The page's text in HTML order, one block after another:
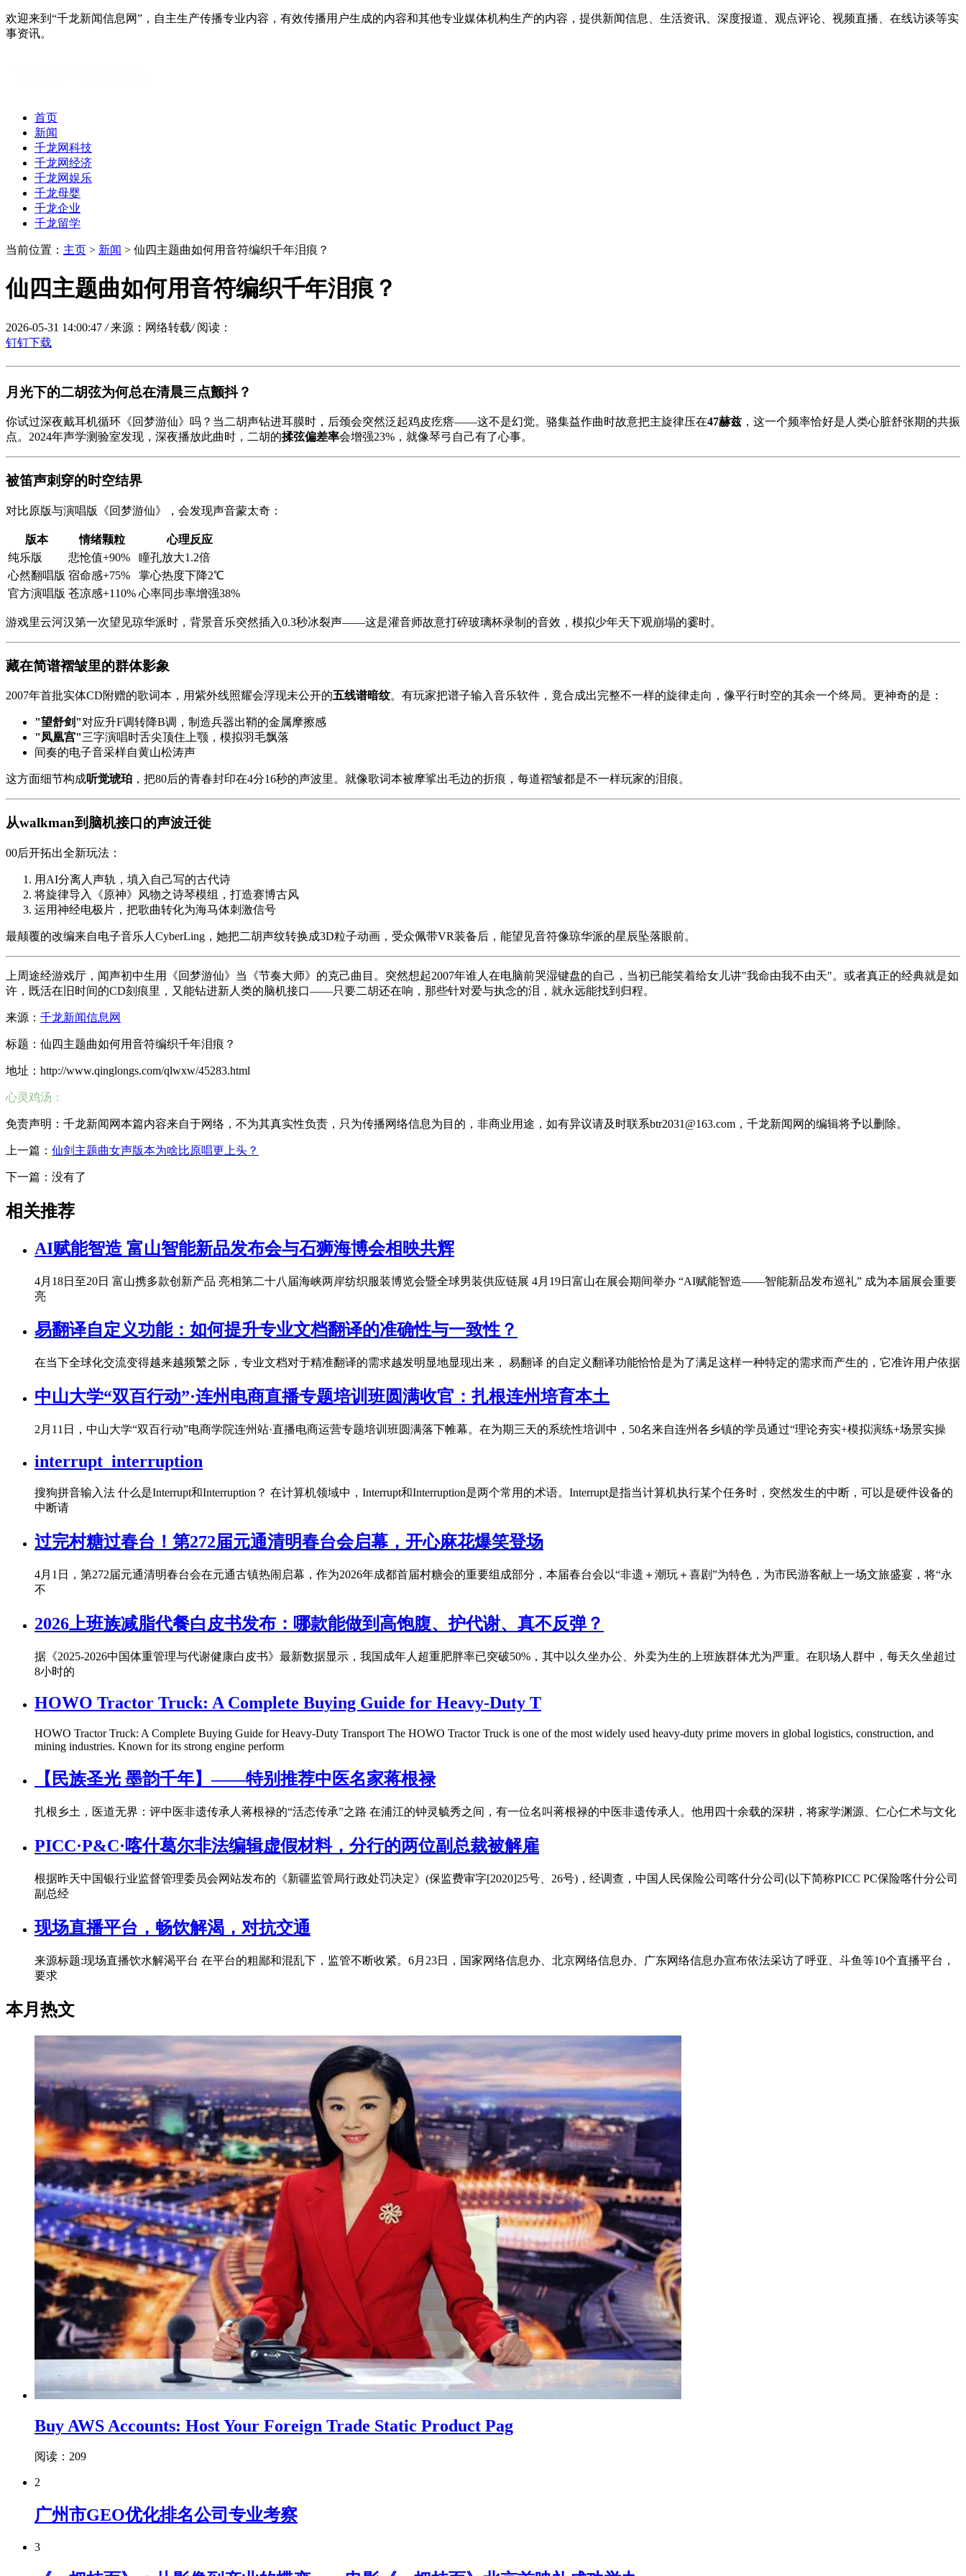
欢迎来到“千龙新闻信息网”，自主生产传播专业内容，有效传播用户生成的内容和其他专业媒体机构生产的内容，提供新闻信息、生活资讯、深度报道、观点评论、视频直播、在线访谈等实
事资讯。
首页
新闻
千龙网科技
千龙网经济
千龙网娱乐
千龙母婴
千龙企业
千龙留学
当前位置： 主页 > 新闻 > 仙四主题曲如何用音符编织千年泪痕？
仙四主题曲如何用音符编织千年泪痕？
2026-05-31 14:00:47 / 来源：网络转载/ 阅读：
钉钉下载
月光下的二胡弦为何总在清晨三点颤抖？
你试过深夜戴耳机循环《回梦游仙》吗？当二胡声钻进耳膜时，后颈会突然泛起鸡皮疙瘩——这不是幻觉。骆集益作曲时故意把主旋律压在47赫兹 ，这一个频率恰好是人类心脏舒张期的共振
点。2024年声学测验室发现，深夜播放此曲时，二胡的揉弦偏差率会增强23%，就像琴弓自己有了心事。
被笛声刺穿的时空结界
对比原版与演唱版《回梦游仙》，会发现声音蒙太奇：
版本 情绪颗粒
心理反应
纯乐版
悲怆值+90%
瞳孔放大1.2倍
心然翻唱版 宿命感+75%
掌心热度下降2℃
官方演唱版 苍凉感+110% 心率同步率增强38%
游戏里云河汉第一次望见琼华派时，背景音乐突然插入0.3秒冰裂声——这是灌音师故意打碎玻璃杯录制的音效，模拟少年天下观崩塌的霎时。
藏在简谱褶皱里的群体影象
2007年首批实体CD附赠的歌词本，用紫外线照耀会浮现未公开的五线谱暗纹。有玩家把谱子输入音乐软件，竟合成出完整不一样的旋律走向，像平行时空的其余一个终局。更神奇的是：
"望舒剑"对应升F调转降B调，制造兵器出鞘的金属摩擦感
"凤凰宫"三字演唱时舌尖顶住上颚，模拟羽毛飘落
间奏的电子音采样自黄山松涛声
这方面细节构成听觉琥珀 ，把80后的青春封印在4分16秒的声波里。就像歌词本被摩挲出毛边的折痕，每道褶皱都是不一样玩家的泪痕。
从walkman到脑机接口的声波迁徙
00后开拓出全新玩法：
用AI分离人声轨，填入自己写的古代诗
将旋律导入《原神》风物之诗琴模组，打造赛博古风
运用神经电极片，把歌曲转化为海马体刺激信号
最颠覆的改编来自电子音乐人CyberLing，她把二胡声纹转换成3D粒子动画，受众佩带VR装备后，能望见音符像琼华派的星辰坠落眼前。
上周途经游戏厅，闻声初中生用《回梦游仙》当《节奏大师》的克己曲目。突然想起2007年谁人在电脑前哭湿键盘的自己，当初已能笑着给女儿讲"我命由我不由天"。或者真正的经典就是如
许，既活在旧时间的CD刻痕里，又能钻进新人类的脑机接口——只要二胡还在响，那些针对爱与执念的泪，就永远能找到归程。
来源： 千龙新闻信息网
标题：仙四主题曲如何用音符编织千年泪痕？
地址：http://www.qinglongs.com/qlwxw/45283.html
心灵鸡汤：
免责声明：千龙新闻网本篇内容来自于网络，不为其真实性负责，只为传播网络信息为目的，非商业用途，如有异议请及时联系btr2031@163.com，千龙新闻网的编辑将予以删除。
上一篇： 仙剑主题曲女声版本为啥比原唱更上头？
下一篇：没有了
相关推荐
​AI赋能智造 富山智能新品发布会与石狮海博会相映共辉
4月18日至20日 富山携多款创新产品 亮相第二十八届海峡两岸纺织服装博览会暨全球男装供应链展 4月19日富山在展会期间举办 “AI赋能智造——智能新品发布巡礼” 成为本届展会重要
亮
易翻译自定义功能：如何提升专业文档翻译的准确性与一致性？
在当下全球化交流变得越来越频繁之际，专业文档对于精准翻译的需求越发明显地显现出来， 易翻译 的自定义翻译功能恰恰是为了满足这样一种特定的需求而产生的，它准许用户依据
中山大学“双百行动”·连州电商直播专题培训班圆满收官：扎根连州培育本土
2月11日，中山大学“双百行动”电商学院连州站·直播电商运营专题培训班圆满落下帷幕。在为期三天的系统性培训中，50名来自连州各乡镇的学员通过“理论夯实+模拟演练+场景实操
interrupt_interruption
搜狗拼音输入法 什么是Interrupt和Interruption？ 在计算机领域中，Interrupt和Interruption是两个常用的术语。Interrupt是指当计算机执行某个任务时，突然发生的中断，可以是硬件设备的
中断请
过完村糖过春台！第272届元通清明春台会启幕，开心麻花爆笑登场
4月1日，第272届元通清明春台会在元通古镇热闹启幕，作为2026年成都首届村糖会的重要组成部分，本届春台会以“非遗＋潮玩＋喜剧”为特色，为市民游客献上一场文旅盛宴，将“永
不
2026上班族减脂代餐白皮书发布：哪款能做到高饱腹、护代谢、真不反弹？
据《2025-2026中国体重管理与代谢健康白皮书》最新数据显示，我国成年人超重肥胖率已突破50%，其中以久坐办公、外卖为生的上班族群体尤为严重。在职场人群中，每天久坐超过
8小时的
HOWO Tractor Truck: A Complete Buying Guide for Heavy-Duty T
HOWO Tractor Truck: A Complete Buying Guide for Heavy-Duty Transport The HOWO Tractor Truck is one of the most widely used heavy-duty prime movers in global logistics, construction, and
mining industries. Known for its strong engine perform
【民族圣光 墨韵千年】——特别推荐中医名家蒋根禄
扎根乡土，医道无界：评中医非遗传承人蒋根禄的“活态传承”之路 在浦江的钟灵毓秀之间，有一位名叫蒋根禄的中医非遗传承人。他用四十余载的深耕，将家学渊源、仁心仁术与文化
PICC·P&C·喀什葛尔非法编辑虚假材料，分行的两位副总裁被解雇
根据昨天中国银行业监督管理委员会网站发布的《新疆监管局行政处罚决定》(保监费审字[2020]25号、26号)，经调查，中国人民保险公司喀什分公司(以下简称PICC PC保险喀什分公司
副总经
现场直播平台，畅饮解渴，对抗交通
来源标题:现场直播饮水解渴平台 在平台的粗鄙和混乱下，监管不断收紧。6月23日，国家网络信息办、北京网络信息办、广东网络信息办宣布依法采访了呼亚、斗鱼等10个直播平台，
要求
本月热文
Buy AWS Accounts: Host Your Foreign Trade Static Product Pag
阅读：209
2
广州市GEO优化排名公司专业考察
3